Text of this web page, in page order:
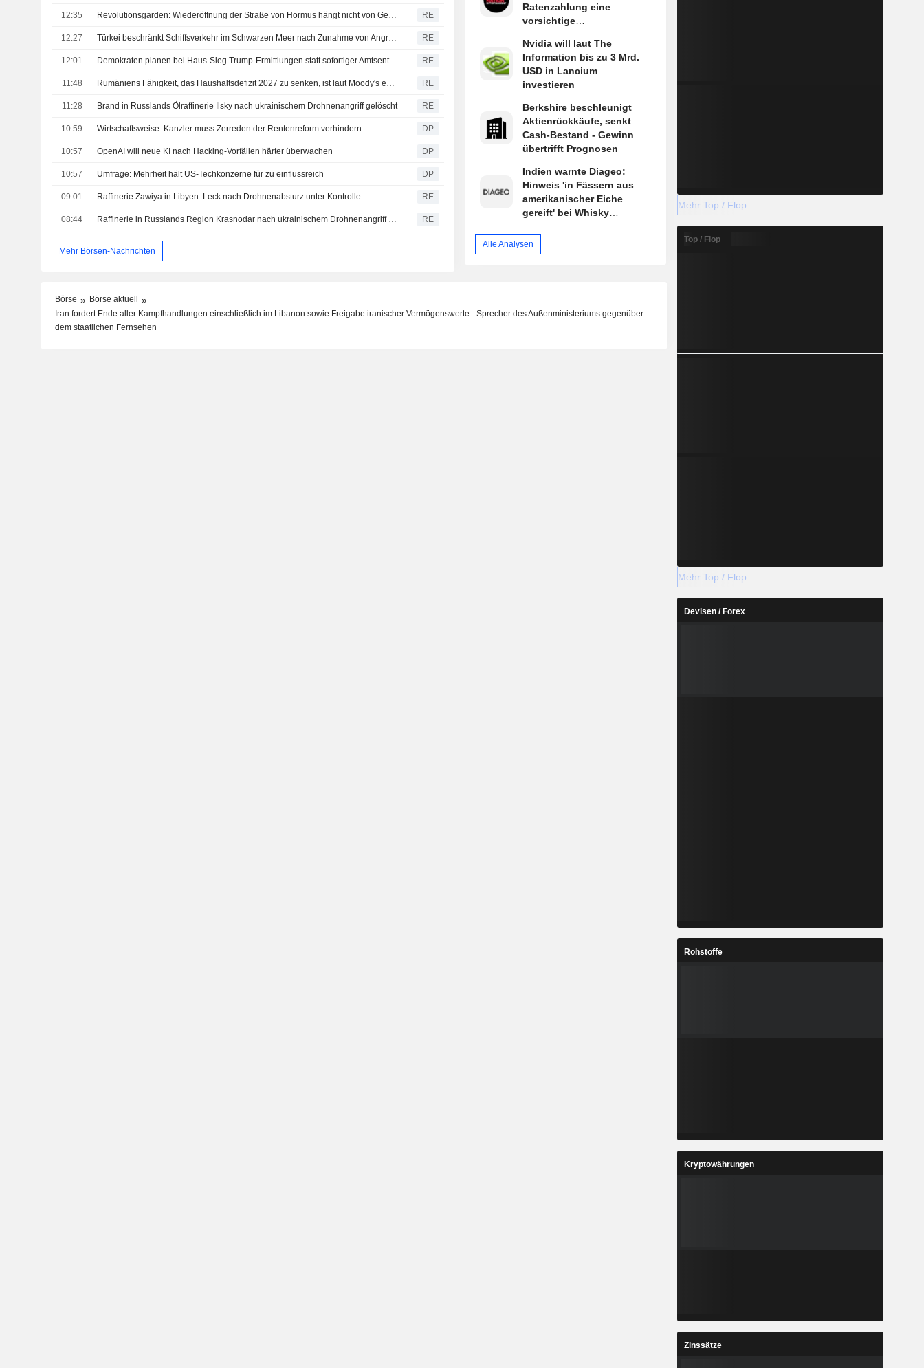
12:35 Revolutionsgarden: Wiederöffnung der Straße von Hormus hängt nicht von Gesprächen mit Oman ab RE
12:27 Türkei beschränkt Schiffsverkehr im Schwarzen Meer nach Zunahme von Angriffen, berichtet Bloomberg News RE
12:01 Demokraten planen bei Haus-Sieg Trump-Ermittlungen statt sofortiger Amtsenthebung, sagen Quellen RE
11:48 Rumäniens Fähigkeit, das Haushaltsdefizit 2027 zu senken, ist laut Moody's entscheidend für das Rating RE
11:28 Brand in Russlands Ölraffinerie Ilsky nach ukrainischem Drohnenangriff gelöscht RE
10:59 Wirtschaftsweise: Kanzler muss Zerreden der Rentenreform verhindern DP
10:57 OpenAI will neue KI nach Hacking-Vorfällen härter überwachen DP
10:57 Umfrage: Mehrheit hält US-Techkonzerne für zu einflussreich DP
09:01 Raffinerie Zawiya in Libyen: Leck nach Drohnenabsturz unter Kontrolle RE
08:44 Raffinerie in Russlands Region Krasnodar nach ukrainischem Drohnenangriff in Brand geraten RE
Mehr Börsen-Nachrichten
Ratenzahlung eine
vorsichtige
Nvidia will laut The
Information bis zu 3 Mrd.
USD in Lancium
investieren
Berkshire beschleunigt
Aktienrückkäufe, senkt
Cash-Bestand - Gewinn
übertrifft Prognosen
Indien warnte Diageo:
Hinweis 'in Fässern aus
amerikanischer Eiche
gereift' bei Whisky
Alle Analysen
Börse
Börse aktuell
Iran fordert Ende aller Kampfhandlungen einschließlich im Libanon sowie Freigabe iranischer Vermögenswerte - Sprecher des Außenministeriums gegenüber
dem staatlichen Fernsehen
Mehr Top / Flop
Top / Flop
Mehr Top / Flop
Devisen / Forex
Rohstoffe
Kryptowährungen
Zinssätze